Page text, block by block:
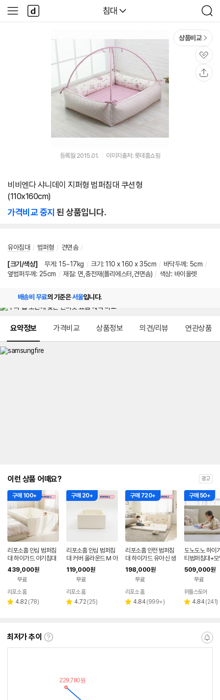
다나와
침대
검
색
사
이
다
나
와
상품비교
관
심
등록월 2015.01. 이미지출처: 롯데홈쇼핑
비비엔다 샤니데이 지퍼형 범퍼침대 쿠션형
(110x160cm)
가격비교 중지 된 상품입니다.
유아침대 / 범퍼형 / 견면솜 /
[크기/색상] 무게: 15~17kg / 크기: 110 x 160 x 35cm / 바닥두께: 5cm /
옆범퍼두께: 25cm / 재질: 면,충전재(폴리에스터,견면솜) / 색상: 바이올렛
배송비 무료의 기준은서울입니다.
요약정보 가격비교 상품정보 의견/리뷰 연관상품
이런 상품 어때요? 광고
구매 100+
리포소홈 안심 범퍼침
대 하이가드 아기침대
유아 가족 슈퍼라지 특
대형
439,000원
무료
리포소 홈
별 4.82 리
(78)
구매 20+
리포소홈 안심 범퍼침
대 커버 올라운드 M 아
이보리
119,000원
무료
리포소 홈
별 4.72 리
(25)
구매 720+
리포소홈 안전 범퍼침
대 하이가드 유아 신생
아 아기침대 애기 가드
미디엄
198,000원
무료
리포소 홈
별 4.84 리
(999+)
구매 50+
도노도노 하이
티범퍼침대+
세트 (먼지제로
대+모달아기토
509,000원
무료
위틀스토어
별 4.84 리
(241)
최저가 추이
최
알